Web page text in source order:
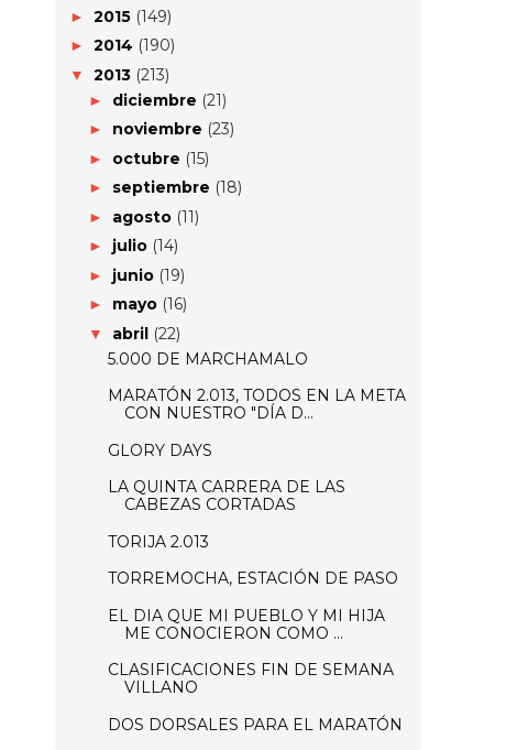
► 2015 (149)
► 2014 (190)
▼ 2013 (213)
► diciembre (21)
► noviembre (23)
► octubre (15)
► septiembre (18)
► agosto (11)
► julio (14)
► junio (19)
► mayo (16)
▼ abril (22)
5.000 DE MARCHAMALO
MARATÓN 2.013, TODOS EN LA META
CON NUESTRO "DÍA D...
GLORY DAYS
LA QUINTA CARRERA DE LAS
CABEZAS CORTADAS
TORIJA 2.013
TORREMOCHA, ESTACIÓN DE PASO
EL DIA QUE MI PUEBLO Y MI HIJA
ME CONOCIERON COMO ...
CLASIFICACIONES FIN DE SEMANA
VILLANO
DOS DORSALES PARA EL MARATÓN